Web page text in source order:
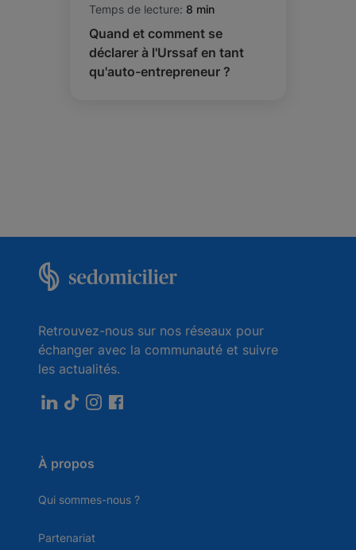
Temps de lecture: 8 min
Quand et comment se
déclarer à l'Urssaf en tant
qu'auto-entrepreneur ?
Retrouvez-nous sur nos réseaux pour
échanger avec la communauté et suivre
les actualités.
À propos
Qui sommes-nous ?
Partenariat